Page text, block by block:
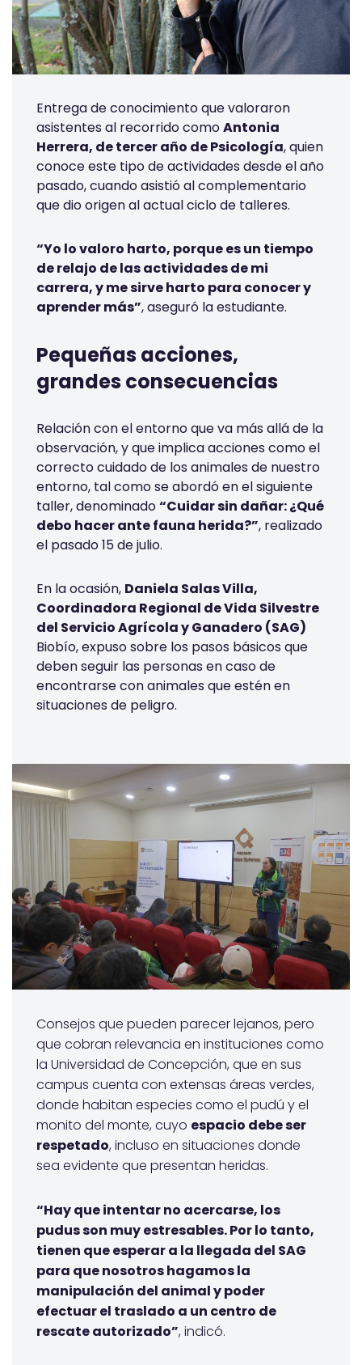
Entrega de conocimiento que valoraron
asistentes al recorrido comoAntonia
Herrera, de tercer año de Psicología, quien
conoce este tipo de actividades desde el año
pasado, cuando asistió al complementario
que dio origen al actual ciclo de talleres.
“Yo lo valoro harto, porque es un tiempo
de relajo de las actividades de mi
carrera, y me sirve harto para conocer y
aprender más”, aseguró la estudiante.
Pequeñas acciones,
grandes consecuencias
Relación con el entorno que va más allá de la
observación, y que implica acciones como el
correcto cuidado de los animales de nuestro
entorno, tal como se abordó en el siguiente
taller, denominado“Cuidar sin dañar: ¿Qué
debo hacer ante fauna herida?”, realizado
el pasado 15 de julio.
En la ocasión, Daniela Salas Villa,
Coordinadora Regional de Vida Silvestre
del Servicio Agrícola y Ganadero (SAG)
Biobío, expuso sobre los pasos básicos que
deben seguir las personas en caso de
encontrarse con animales que estén en
situaciones de peligro.
Consejos que pueden parecer lejanos, pero
que cobran relevancia en instituciones como
la Universidad de Concepción, que en sus
campus cuenta con extensas áreas verdes,
donde habitan especies como el pudú y el
monito del monte, cuyo espacio debe ser
respetado, incluso en situaciones donde
sea evidente que presentan heridas.
“Hay que intentar no acercarse, los
pudus son muy estresables. Por lo tanto,
tienen que esperar a la llegada del SAG
para que nosotros hagamos la
manipulación del animal y poder
efectuar el traslado a un centro de
rescate autorizado”, indicó.